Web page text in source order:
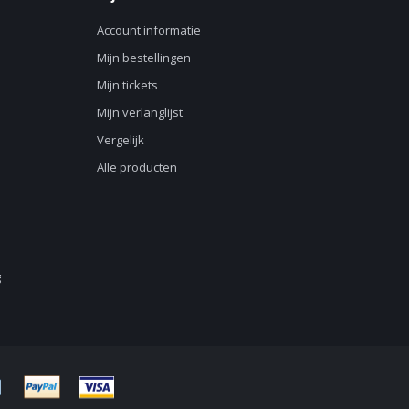
Account informatie
Mijn bestellingen
Mijn tickets
Mijn verlanglijst
Vergelijk
Alle producten